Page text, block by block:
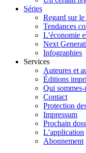
Séries
Regard sur
Tendances
L’économie
Next
Infographies
Services
Auteures et
Éditions
Qui sommes-
Contact
Protection
Impressum
Prochain
L’application
Abonnement